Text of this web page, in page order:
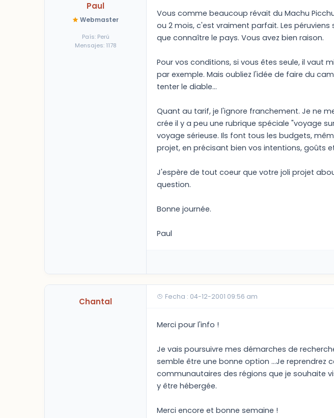
Paul
Webmaster
País: Perú
Mensajes: 1178
Vous comme beaucoup révait du Machu
ou 2 mois, c'est vraiment parfait. Les
que connaître le pays. Vous avez bien raison.
Pour vos conditions, si vous êtes seule, il vaut
par exemple. Mais oubliez l'idée de faire du
tenter le diable...
Quant au tarif, je l'ignore franchement. Je ne
crée il y a peu une rubrique spéciale "voyage
voyage sérieuse. Ils font tous les budgets,
projet, en précisant bien vos intentions, goûts
J'espère de tout coeur que votre joli projet
question.
Bonne journée.
Paul
Chantal Fecha : 04-12-2001 09:56 am
Merci pour l'info !
Je vais poursuivre mes démarches de
semble être une bonne option ...Je
communautaires des régions que je souhaite
y être hébergée.
Merci encore et bonne semaine !